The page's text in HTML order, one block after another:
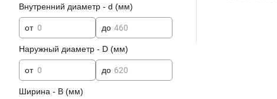
Внутренний диаметр - d (мм)
от до
Наружный диаметр - D (мм)
от до
Ширина - B (мм)